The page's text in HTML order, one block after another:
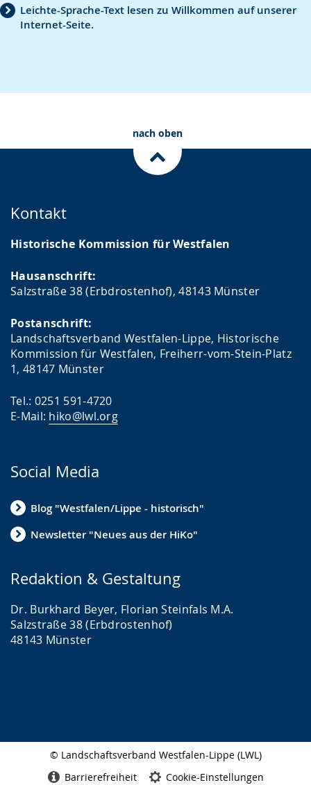
Leichte-Sprache-Text lesen zu Willkommen auf unserer
Internet-Seite.
Gebärdensprache
wird
nach oben
Kontakt
Historische Kommission für Westfalen
Hausanschrift:
Salzstraße 38 (Erbdrostenhof), 48143 Münster
Postanschrift:
Landschaftsverband Westfalen-Lippe, Historische
Kommission für Westfalen, Freiherr-vom-Stein-Platz
1, 48147 Münster
Tel.: 0251 591-4720
E-Mail: hiko@lwl.org
Social Media
Blog "Westfalen/Lippe - historisch"
Newsletter "Neues aus der HiKo"
Redaktion & Gestaltung
Dr. Burkhard Beyer, Florian Steinfals M.A.
Salzstraße 38 (Erbdrostenhof)
48143 Münster
© Landschaftsverband Westfalen-Lippe (LWL)
Barrierefreiheit Cookie-Einstellungen